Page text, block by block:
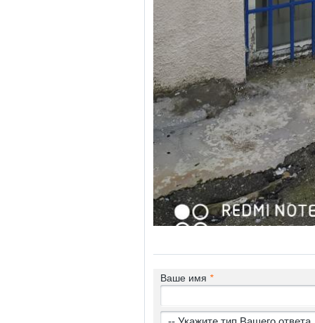
Ваше имя *